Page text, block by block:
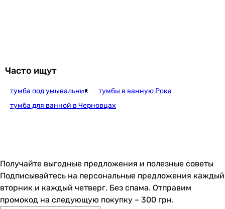
Часто ищут
тумба под умывальник
тумбы в ванную Рока
тумба для ванной в Черновцах
Получайте выгодные предложения и полезные советы
Подписывайтесь на персональные предложения каждый
вторник и каждый четверг. Без спама. Отправим
промокод на следующую покупку – 300 грн.